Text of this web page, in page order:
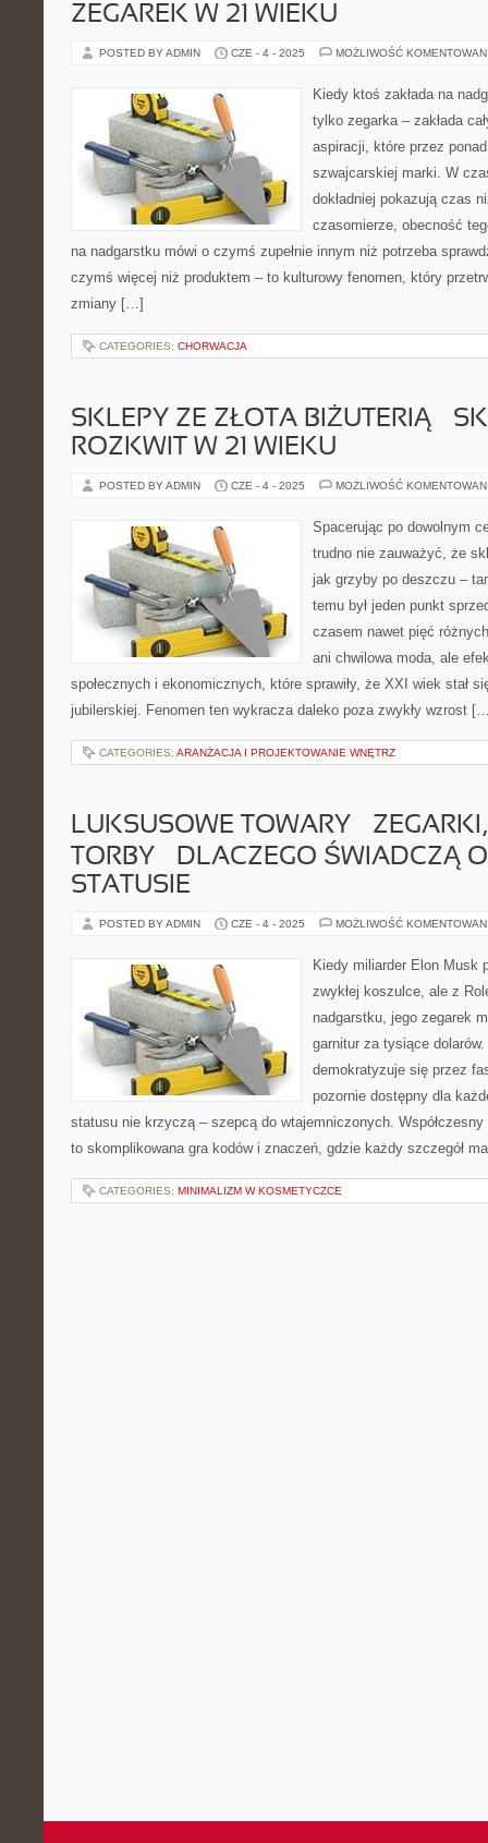
ZEGAREK W 21 WIEKU
POSTED BY ADMIN CZE - 4 - 2025 MOŻLIWOŚĆ
Kiedy ktoś zakłada na
tylko zegarka – zakłada
aspiracji, które przez
szwajcarskiej marki. W
dokładniej pokazują czas
czasomierze, obecność
na nadgarstku mówi o czymś zupełnie innym niż potrzeba
czymś więcej niż produktem – to kulturowy fenomen, który
zmiany […]
CATEGORIES: CHORWACJA
SKLEPY ZE ZŁOTA BIŻUTERIĄ –
ROZKWIT W 21 WIEKU
POSTED BY ADMIN CZE - 4 - 2025 MOŻLIWOŚĆ
Spacerując po dowolnym
trudno nie zauważyć, że
jak grzyby po deszczu –
temu był jeden punkt
czasem nawet pięć
ani chwilowa moda, ale
społecznych i ekonomicznych, które sprawiły, że XXI wiek stał
jubilerskiej. Fenomen ten wykracza daleko poza zwykły wzrost
CATEGORIES: ARANŻACJA I PROJEKTOWANIE WNĘTRZ
LUKSUSOWE TOWARY –
TORBY – DLACZEGO ŚWIADCZĄ
STATUSIE
POSTED BY ADMIN CZE - 4 - 2025 MOŻLIWOŚĆ
Kiedy miliarder Elon Musk
zwykłej koszulce, ale z
nadgarstku, jego zegarek
garnitur za tysiące
demokratyzuje się przez
pozornie dostępny dla
statusu nie krzyczą – szepcą do wtajemniczonych.
to skomplikowana gra kodów i znaczeń, gdzie każdy szczegół
CATEGORIES: MINIMALIZM W KOSMETYCZCE